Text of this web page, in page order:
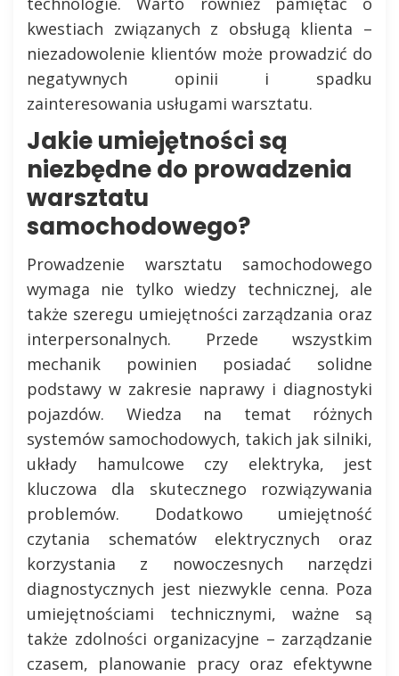
kwestiach związanych z obsługą klienta –
niezadowolenie klientów może prowadzić do
negatywnych opinii i spadku
zainteresowania usługami warsztatu.
Jakie umiejętności są
niezbędne do prowadzenia
warsztatu
samochodowego?
Prowadzenie warsztatu samochodowego
wymaga nie tylko wiedzy technicznej, ale
także szeregu umiejętności zarządzania oraz
interpersonalnych. Przede wszystkim
mechanik powinien posiadać solidne
podstawy w zakresie naprawy i diagnostyki
pojazdów. Wiedza na temat różnych
systemów samochodowych, takich jak silniki,
układy hamulcowe czy elektryka, jest
kluczowa dla skutecznego rozwiązywania
problemów. Dodatkowo umiejętność
czytania schematów elektrycznych oraz
korzystania z nowoczesnych narzędzi
diagnostycznych jest niezwykle cenna. Poza
umiejętnościami technicznymi, ważne są
także zdolności organizacyjne – zarządzanie
czasem, planowanie pracy oraz efektywne